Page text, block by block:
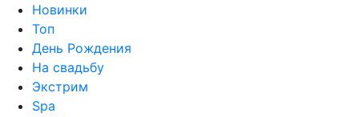
Новинки
Топ
День Рождения
На свадьбу
Экстрим
Spa